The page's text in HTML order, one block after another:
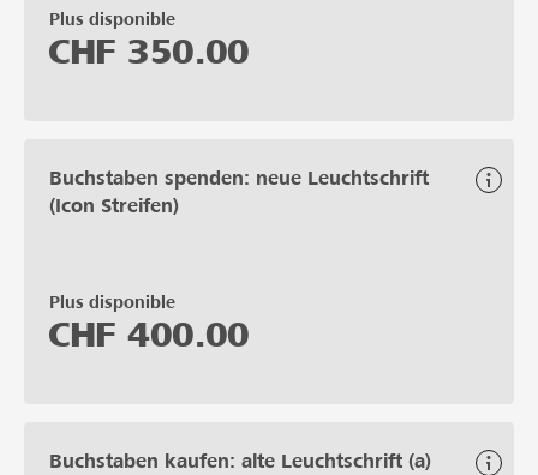
Plus disponible
CHF 350.00
Buchstaben spenden: neue Leuchtschrift
(Icon Streifen)
Plus disponible
CHF 400.00
Buchstaben kaufen: alte Leuchtschrift (a)